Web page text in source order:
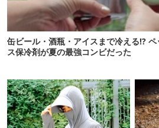
缶ビール・酒瓶・アイスまで冷える!?
ス保冷剤が夏の最強コンビだった